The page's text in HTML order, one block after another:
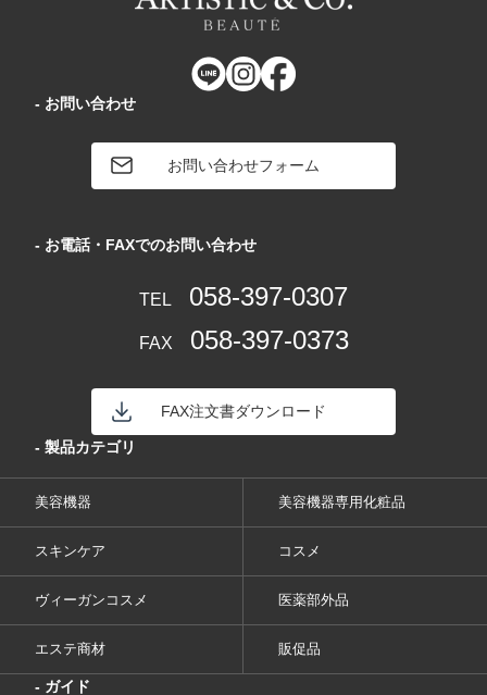
- 製品カテゴリ
美容機器 美容機器専用化粧品
スキンケア コスメ
ヴィーガンコスメ 医薬部外品
エステ商材 販促品
- ガイド
- お問い合わせ
お問い合わせフォーム
- お電話・FAXでのお問い合わせ
TEL 058-397-0307
FAX 058-397-0373
FAX注文書ダウンロード